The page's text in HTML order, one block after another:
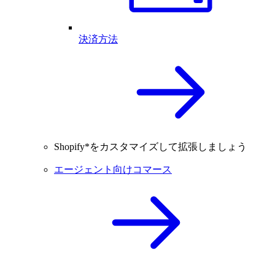
決済方法
Shopify*をカスタマイズして拡張しましょう
エージェント向けコマース